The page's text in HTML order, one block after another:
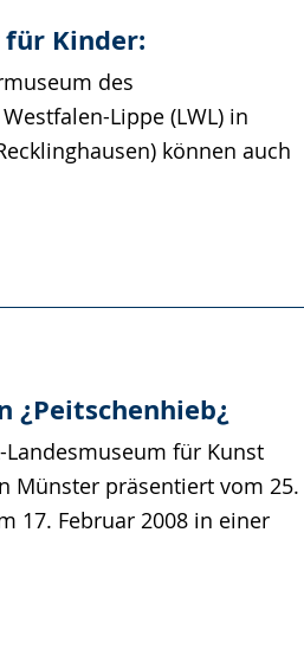
für Kinder:
des
Lippe (LWL) in
können auch
¿Peitschenhieb¿
Landesmuseum für Kunst
Münster präsentiert vom 25.
17. Februar 2008 in einer